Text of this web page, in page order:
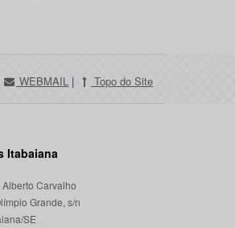
WEBMAIL | Topo do Site
Itabaiana
Carvalho
Grande, s/n
SE